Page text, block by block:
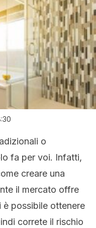
o
fa per voi. Infatti,
creare una
il mercato offre
è possibile ottenere
correte il rischio